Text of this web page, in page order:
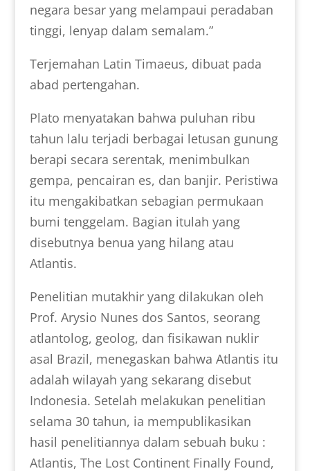
negara besar yang melampaui peradaban
tinggi, lenyap dalam semalam.”
Terjemahan Latin Timaeus, dibuat pada
abad pertengahan.
Plato menyatakan bahwa puluhan ribu
tahun lalu terjadi berbagai letusan gunung
berapi secara serentak, menimbulkan
gempa, pencairan es, dan banjir. Peristiwa
itu mengakibatkan sebagian permukaan
bumi tenggelam. Bagian itulah yang
disebutnya benua yang hilang atau
Atlantis.
Penelitian mutakhir yang dilakukan oleh
Prof. Arysio Nunes dos Santos, seorang
atlantolog, geolog, dan fisikawan nuklir
asal Brazil, menegaskan bahwa Atlantis itu
adalah wilayah yang sekarang disebut
Indonesia. Setelah melakukan penelitian
selama 30 tahun, ia mempublikasikan
hasil penelitiannya dalam sebuah buku :
Atlantis, The Lost Continent Finally Found,